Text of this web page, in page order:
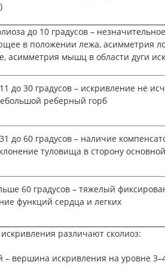
до 10 градусов –
в положении лежа, асимметрия
асимметрия мышц в области дуги
до 30 градусов – искривление не
реберный горб
до 60 градусов – наличие
туловища в сторону
60 градусов – тяжелый
функций сердца и легких
различают сколиоз:
– вершина искривления на уровне